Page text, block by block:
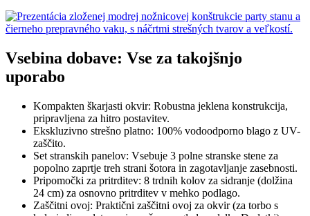
Vsebina dobave: Vse za takojšnjo
uporabo
Kompakten škarjasti okvir: Robustna jeklena konstrukcija,
pripravljena za hitro postavitev.
Ekskluzivno strešno platno: 100% vodoodporno blago z UV-
zaščito.
Set stranskih panelov: Vsebuje 3 polne stranske stene za
popolno zaprtje treh strani šotora in zagotavljanje zasebnosti.
Pripomočki za pritrditev: 8 trdnih kolov za sidranje (dolžina
24 cm) za osnovno pritrditev v mehko podlago.
Zaščitni ovoj: Praktični zaščitni ovoj za okvir (za torbo s